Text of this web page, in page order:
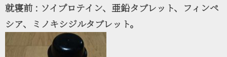
就寝前 : ソイプロテイン、亜鉛タブレット、フィンペ
シア、ミノキシジルタブレット。